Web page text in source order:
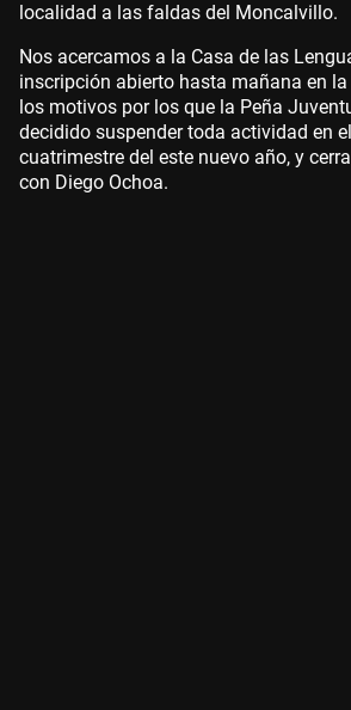
localidad a las faldas del Moncalvillo.
Nos acercamos a la Casa de las
inscripción abierto hasta mañana en la
los motivos por los que la Peña
decidido suspender toda actividad en
cuatrimestre del este nuevo año, y
con Diego Ochoa.